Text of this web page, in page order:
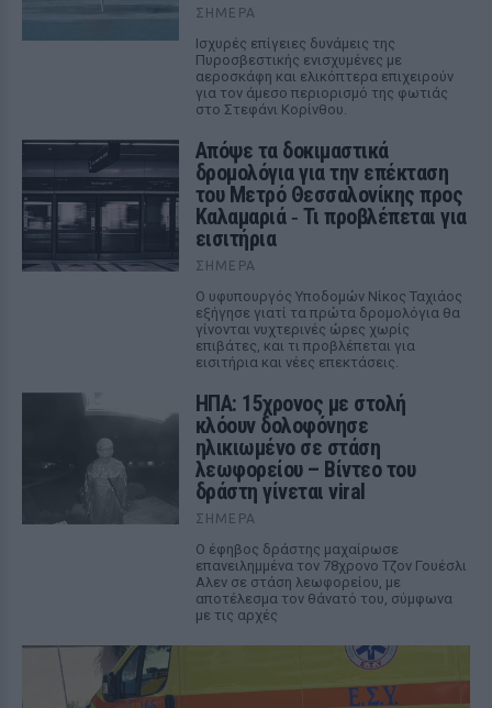
ΣΉΜΕΡΑ
Ισχυρές επίγειες δυνάμεις της
Πυροσβεστικής ενισχυμένες με
αεροσκάφη και ελικόπτερα επιχειρούν
για τον άμεσο περιορισμό της φωτιάς
στο Στεφάνι Κορίνθου.
Απόψε τα δοκιμαστικά
δρομολόγια για την επέκταση
του Μετρό Θεσσαλονίκης προς
Καλαμαριά ‑ Τι προβλέπεται για
εισιτήρια
ΣΉΜΕΡΑ
Ο υφυπουργός Υποδομών Νίκος Ταχιάος
εξήγησε γιατί τα πρώτα δρομολόγια θα
γίνονται νυχτερινές ώρες χωρίς
επιβάτες, και τι προβλέπεται για
εισιτήρια και νέες επεκτάσεις.
ΗΠΑ: 15χρονος με στολή
κλόουν δολοφόνησε
ηλικιωμένο σε στάση
λεωφορείου – Βίντεο του
δράστη γίνεται viral
ΣΉΜΕΡΑ
Ο έφηβος δράστης μαχαίρωσε
επανειλημμένα τον 78χρονο Τζον Γουέσλι
Αλεν σε στάση λεωφορείου, με
αποτέλεσμα τον θάνατό του, σύμφωνα
με τις αρχές